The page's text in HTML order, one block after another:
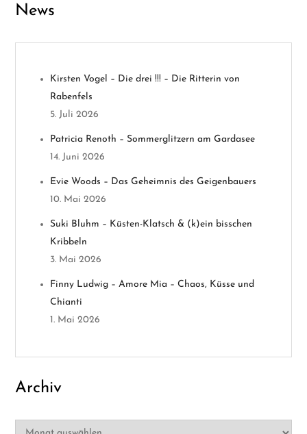
s
n
a
t
o
News
Kirsten Vogel – Die drei !!! – Die Ritterin von
Rabenfels
5. Juli 2026
Patricia Renoth – Sommerglitzern am Gardasee
14. Juni 2026
Evie Woods – Das Geheimnis des Geigenbauers
10. Mai 2026
Suki Bluhm – Küsten-Klatsch & (k)ein bisschen
Kribbeln
3. Mai 2026
Finny Ludwig – Amore Mia – Chaos, Küsse und
Chianti
1. Mai 2026
Archiv
Archiv